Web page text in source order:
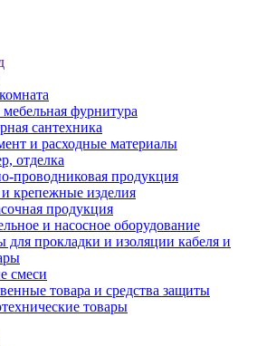
фурнитура
сантехника
и расходные материалы
отделка
проводниковая продукция
крепежные изделия
продукция
и насосное оборудование
для прокладки и изоляции кабеля и
смеси
товара и средства защиты
товары